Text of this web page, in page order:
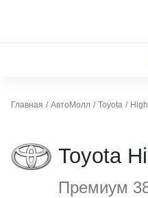
Главная АвтоМолл Toyota
Toyota
Премиум